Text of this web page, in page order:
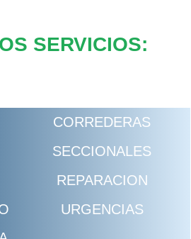
SERVICIOS:
CORREDERAS
SECCIONALES
REPARACION
URGENCIAS